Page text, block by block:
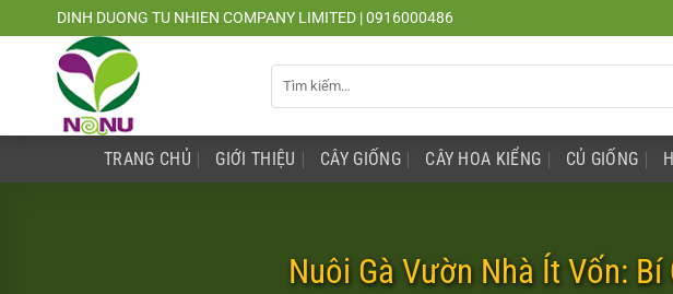
đến
DINH DUONG TU NHIEN COMPANY LIMITED | 0916000486
kiếm:
TRANG CHỦ GIỚI THIỆU CÂY GIỐNG CÂY HOA KIỂNG CỦ GIỐNG
Nuôi Gà Vườn Nhà Ít Vốn: